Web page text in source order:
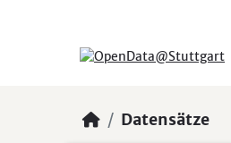
Datensätze